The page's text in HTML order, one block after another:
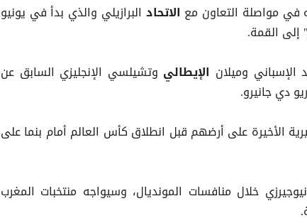
في مواصلة التعاون مع الاتحاد البرازيلي والذي بدأ في يونيو
القمة.
وميلان الإيطالي وتشيلسي الإنجليزي السابق عن
الأخيرة على أرضهم قبل انطلاق كأس العالم أمام بنما على
خلال منافسات المونديال، وسيواجه منتخبات المغرب